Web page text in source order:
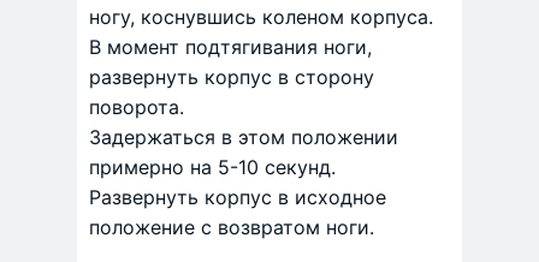
ногу, коснувшись коленом корпуса.
В момент подтягивания ноги,
развернуть корпус в сторону
поворота.
Задержаться в этом положении
примерно на 5-10 секунд.
Развернуть корпус в исходное
положение с возвратом ноги.